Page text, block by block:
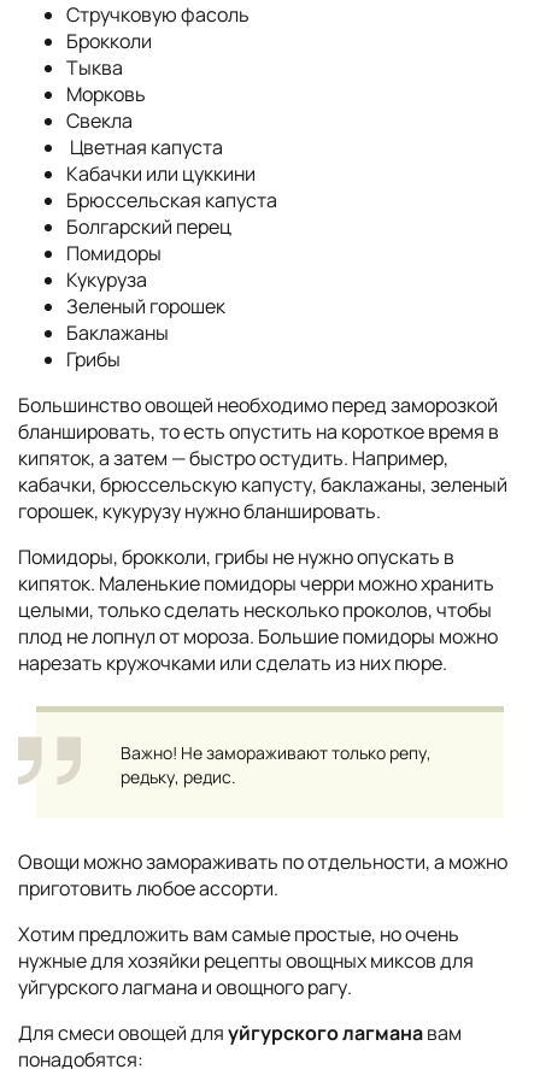
Стручковую фасоль
Брокколи
Тыква
Морковь
Свекла
Цветная капуста
Кабачки или цуккини
Брюссельская капуста
Болгарский перец
Помидоры
Кукуруза
Зеленый горошек
Баклажаны
Грибы
Большинство овощей необходимо перед заморозкой
бланшировать, то есть опустить на короткое время в
кипяток, а затем — быстро остудить. Например,
кабачки, брюссельскую капусту, баклажаны, зеленый
горошек, кукурузу нужно бланшировать.
Помидоры, брокколи, грибы не нужно опускать в
кипяток. Маленькие помидоры черри можно хранить
целыми, только сделать несколько проколов, чтобы
плод не лопнул от мороза. Большие помидоры можно
нарезать кружочками или сделать из них пюре.
Важно! Не замораживают только репу,
редьку, редис.
Овощи можно замораживать по отдельности, а можно
приготовить любое ассорти.
Хотим предложить вам самые простые, но очень
нужные для хозяйки рецепты овощных миксов для
уйгурского лагмана и овощного рагу.
Для смеси овощей дляуйгурского лагманавам
понадобятся: